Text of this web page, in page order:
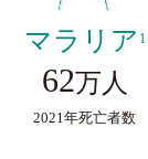
マラリア 1
62万人
2021年死亡者数